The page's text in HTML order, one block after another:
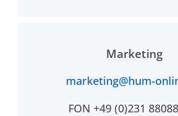
Marketing
marketing@hum-
FON +49 (0)231